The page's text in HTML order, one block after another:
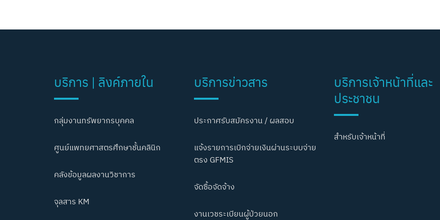
บริการ | ลิงค์ภายใน
กลุ่มงานทรัพยากรบุคคล
ศูนย์แพทยศาสตรศึกษาชั้นคลินิก
คลังข้อมูลผลงานวิชาการ
จุลสาร KM
บริการข่าวสาร
ประกาศรับสมัครงาน / ผลสอบ
แจ้งรายการเบิกจ่ายเงินผ่านระบบจ่าย
ตรง GFMIS
จัดซื้อจัดจ้าง
งานเวชระเบียนผู้ป่วยนอก
บริการเจ้าหน้าที่และ
ประชาชน
สำหรับเจ้าหน้าที่